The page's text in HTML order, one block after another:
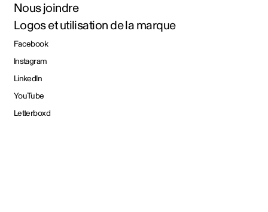
Nous joindre
Logos et utilisation de la marque
Facebook
Instagram
LinkedIn
YouTube
Letterboxd